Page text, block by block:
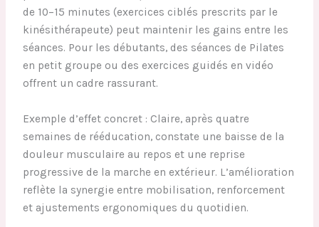
de 10–15 minutes (exercices ciblés prescrits par le
kinésithérapeute) peut maintenir les gains entre les
séances. Pour les débutants, des séances de Pilates
en petit groupe ou des exercices guidés en vidéo
offrent un cadre rassurant.
Exemple d’effet concret : Claire, après quatre
semaines de rééducation, constate une baisse de la
douleur musculaire au repos et une reprise
progressive de la marche en extérieur. L’amélioration
reflète la synergie entre mobilisation, renforcement
et ajustements ergonomiques du quotidien.